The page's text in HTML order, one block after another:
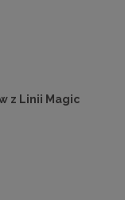
z Linii Magic